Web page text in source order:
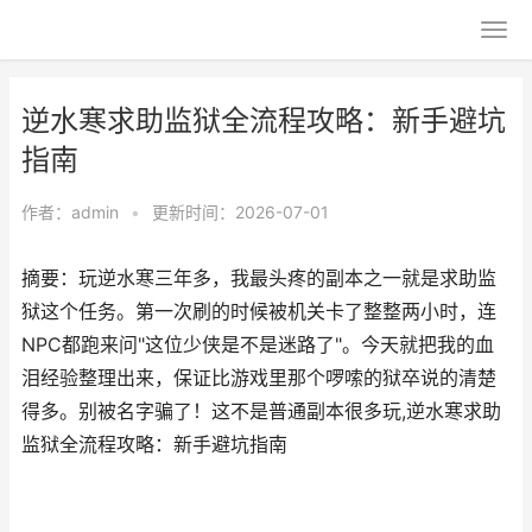
逆水寒求助监狱全流程攻略：新手避坑
指南
作者： admin • 更新时间：2026-07-01
摘要：玩逆水寒三年多，我最头疼的副本之一就是求助监
狱这个任务。第一次刷的时候被机关卡了整整两小时，连
NPC都跑来问"这位少侠是不是迷路了"。今天就把我的血
泪经验整理出来，保证比游戏里那个啰嗦的狱卒说的清楚
得多。别被名字骗了！这不是普通副本很多玩,逆水寒求助
监狱全流程攻略：新手避坑指南